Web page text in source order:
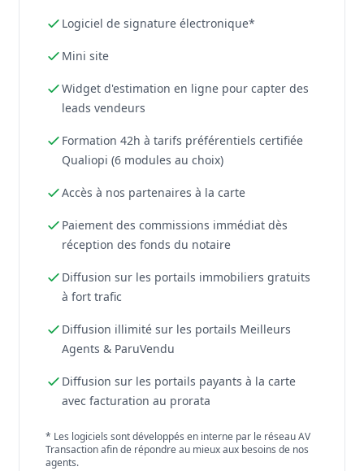
Logiciel de signature électronique*
Mini site
Widget d'estimation en ligne pour capter des
leads vendeurs
Formation 42h à tarifs préférentiels certifiée
Qualiopi (6 modules au choix)
Accès à nos partenaires à la carte
Paiement des commissions immédiat dès
réception des fonds du notaire
Diffusion sur les portails immobiliers gratuits
à fort trafic
Diffusion illimité sur les portails Meilleurs
Agents & ParuVendu
Diffusion sur les portails payants à la carte
avec facturation au prorata
* Les logiciels sont développés en interne par le réseau AV
Transaction afin de répondre au mieux aux besoins de nos
agents.